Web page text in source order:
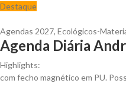
Destaque
Agendas 2027, Ecológicos-
Agenda Diária
Highlights:
com fecho magnético em PU.